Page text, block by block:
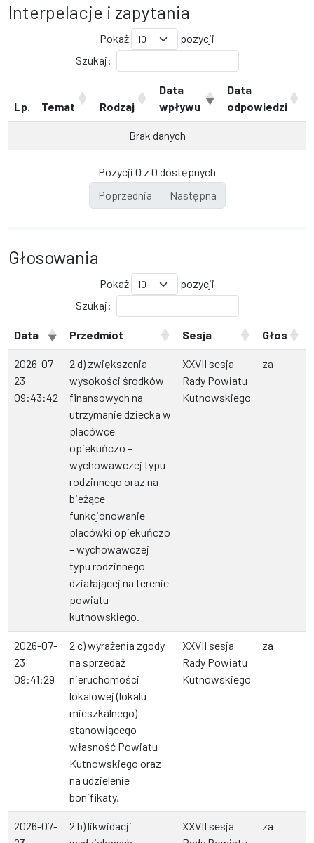
Interpelacje i zapytania
Pokaż
pozycji
Szukaj:
Lp. Temat Rodzaj
Data
wpływu
Data
odpowiedzi
Brak danych
Pozycji 0 z 0 dostępnych
Poprzednia
Następna
Głosowania
Pokaż
pozycji
Szukaj:
Data Przedmiot Sesja Głos
2026-07-
23
09:43:42
2 d) zwiększenia
wysokości środków
finansowych na
utrzymanie dziecka w
placówce
opiekuńczo –
wychowawczej typu
rodzinnego oraz na
bieżące
funkcjonowanie
placówki opiekuńczo
– wychowawczej
typu rodzinnego
działającej na terenie
powiatu
kutnowskiego.
XXVII sesja
Rady Powiatu
Kutnowskiego
za
2026-07-
23
09:41:29
2 c) wyrażenia zgody
na sprzedaż
nieruchomości
lokalowej (lokalu
mieszkalnego)
stanowiącego
własność Powiatu
Kutnowskiego oraz
na udzielenie
bonifikaty,
XXVII sesja
Rady Powiatu
Kutnowskiego
za
2026-07-
2 b) likwidacji
XXVII sesja
za